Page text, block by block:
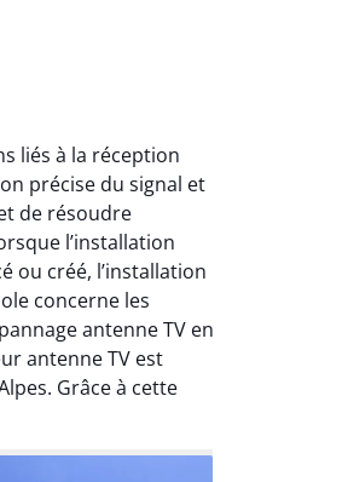
liés à la réception
précise du signal et
de résoudre
l’installation
ou créé, l’installation
concerne les
antenne TV en
antenne TV est
Grâce à cette